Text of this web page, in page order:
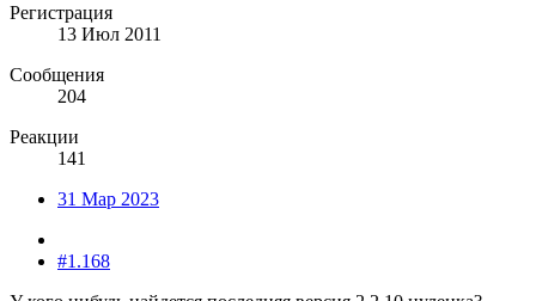
Регистрация
13 Июл 2011
Сообщения
204
Реакции
141
31 Мар 2023
#1.168